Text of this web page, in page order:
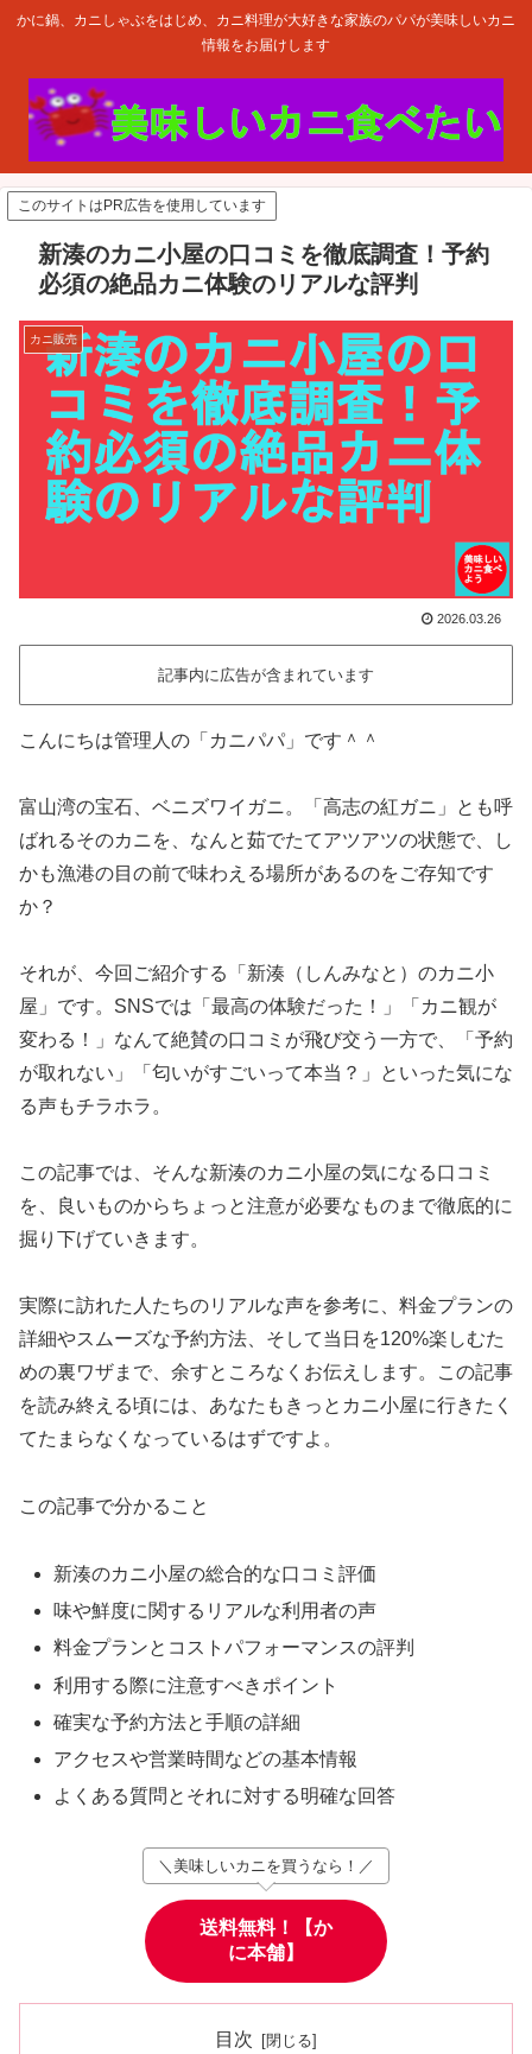
かに鍋、カニしゃぶをはじめ、カニ料理が大好きな家族のパパが美味しいカニ
情報をお届けします
このサイトはPR広告を使用しています
新湊のカニ小屋の口コミを徹底調査！予約
必須の絶品カニ体験のリアルな評判
カニ販売
2026.03.26
記事内に広告が含まれています
こんにちは管理人の「カニパパ」です＾＾
富山湾の宝石、ベニズワイガニ。「高志の紅ガニ」とも呼
ばれるそのカニを、なんと茹でたてアツアツの状態で、し
かも漁港の目の前で味わえる場所があるのをご存知です
か？
それが、今回ご紹介する「新湊（しんみなと）のカニ小
屋」です。SNSでは「最高の体験だった！」「カニ観が
変わる！」なんて絶賛の口コミが飛び交う一方で、「予約
が取れない」「匂いがすごいって本当？」といった気にな
る声もチラホラ。
この記事では、そんな新湊のカニ小屋の気になる口コミ
を、良いものからちょっと注意が必要なものまで徹底的に
掘り下げていきます。
実際に訪れた人たちのリアルな声を参考に、料金プランの
詳細やスムーズな予約方法、そして当日を120%楽しむた
めの裏ワザまで、余すところなくお伝えします。この記事
を読み終える頃には、あなたもきっとカニ小屋に行きたく
てたまらなくなっているはずですよ。
この記事で分かること
新湊のカニ小屋の総合的な口コミ評価
味や鮮度に関するリアルな利用者の声
料金プランとコストパフォーマンスの評判
利用する際に注意すべきポイント
確実な予約方法と手順の詳細
アクセスや営業時間などの基本情報
よくある質問とそれに対する明確な回答
＼美味しいカニを買うなら！／
送料無料！【か
に本舗】
目次